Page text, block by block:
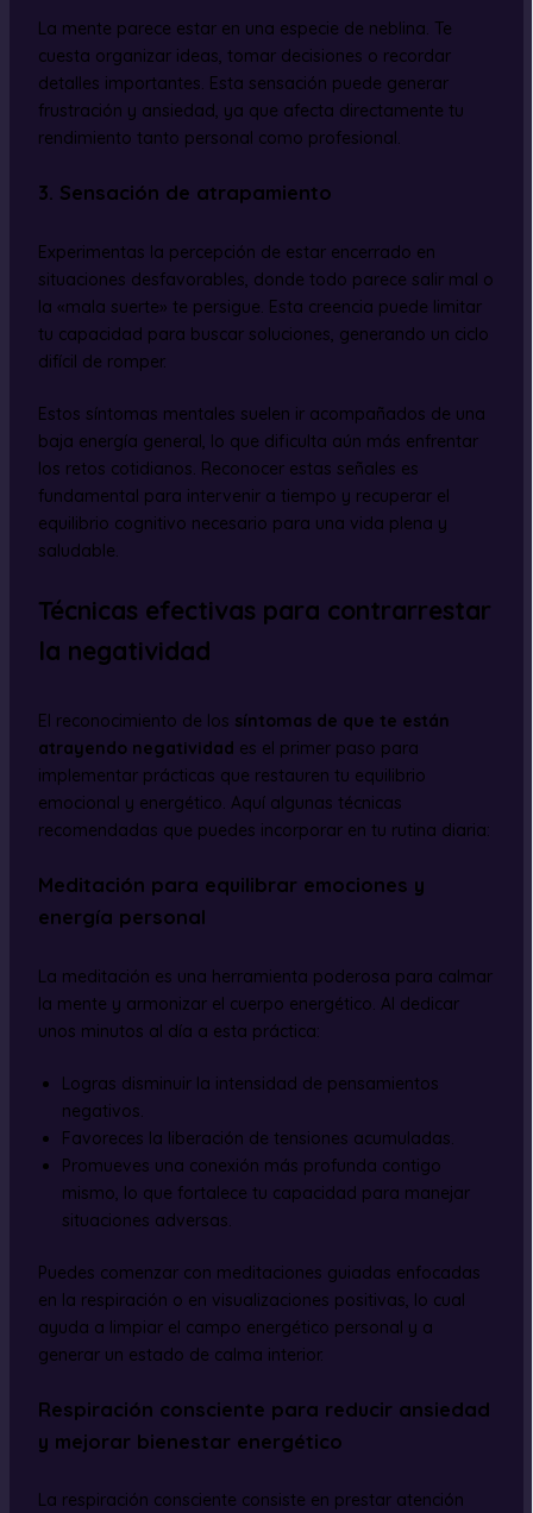
La mente parece estar en una especie de neblina. Te
cuesta organizar ideas, tomar decisiones o recordar
detalles importantes. Esta sensación puede generar
frustración y ansiedad, ya que afecta directamente tu
rendimiento tanto personal como profesional.
3. Sensación de atrapamiento
Experimentas la percepción de estar encerrado en
situaciones desfavorables, donde todo parece salir mal o
la «mala suerte» te persigue. Esta creencia puede limitar
tu capacidad para buscar soluciones, generando un ciclo
difícil de romper.
Estos síntomas mentales suelen ir acompañados de una
baja energía general, lo que dificulta aún más enfrentar
los retos cotidianos. Reconocer estas señales es
fundamental para intervenir a tiempo y recuperar el
equilibrio cognitivo necesario para una vida plena y
saludable.
Técnicas efectivas para contrarrestar
la negatividad
El reconocimiento de los síntomas de que te están
atrayendo negatividad es el primer paso para
implementar prácticas que restauren tu equilibrio
emocional y energético. Aquí algunas técnicas
recomendadas que puedes incorporar en tu rutina diaria:
Meditación para equilibrar emociones y
energía personal
La meditación es una herramienta poderosa para calmar
la mente y armonizar el cuerpo energético. Al dedicar
unos minutos al día a esta práctica:
Logras disminuir la intensidad de pensamientos
negativos.
Favoreces la liberación de tensiones acumuladas.
Promueves una conexión más profunda contigo
mismo, lo que fortalece tu capacidad para manejar
situaciones adversas.
Puedes comenzar con meditaciones guiadas enfocadas
en la respiración o en visualizaciones positivas, lo cual
ayuda a limpiar el campo energético personal y a
generar un estado de calma interior.
Respiración consciente para reducir ansiedad
y mejorar bienestar energético
La respiración consciente consiste en prestar atención